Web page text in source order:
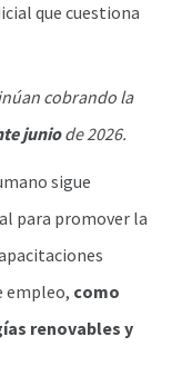
que cuestiona
cobrando la
juniode 2026.
sigue
para promover la
empleo, como
renovables y